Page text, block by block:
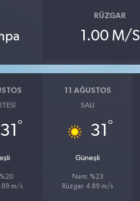
hpa
RÜZGAR
1.00 M/S
31 °
m/s
11 AĞUSTOS
SALI
31 °
Güneşli
Nem: %23
Rüzgar: 4.89 m/s